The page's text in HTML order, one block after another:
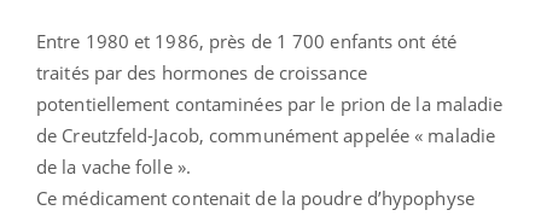
Entre 1980 et 1986, près de 1 700 enfants ont été
traités par des hormones de croissance
potentiellement contaminées par le prion de la maladie
de Creutzfeld-Jacob, communément appelée « maladie
de la vache folle ».
Ce médicament contenait de la poudre d’hypophyse